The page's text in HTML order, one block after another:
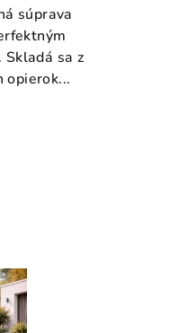
súprava
Skladá sa z
opierok...